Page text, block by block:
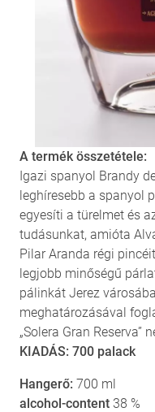
A termék összetétele:
Igazi spanyol Brandy
leghíresebb a spanyol
egyesíti a türelmet és
tudásunkat, amióta
Pilar Aranda régi
legjobb minőségű
pálinkát Jerez
meghatározásával
„Solera Gran Reserva”
KIADÁS: 700 palack
Hangerő: 700 ml
alcohol-content 38 %